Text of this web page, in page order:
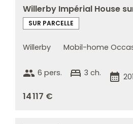
Willerby Impérial House
SUR PARCELLE
Willerby Mobil-home
group 6 pers. bed 3 ch. calendar_month
14 117 €